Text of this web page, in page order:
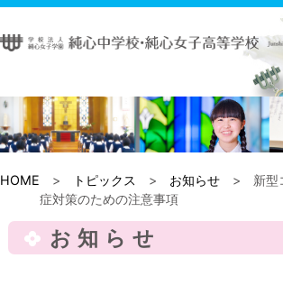
HOME > トピックス > お知らせ > 新型
症対策のための注意事項
お知らせ